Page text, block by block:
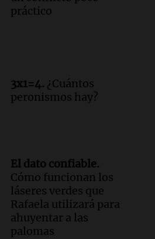
práctico
3x1=4. ¿Cuántos
peronismos hay?
El dato confiable.
Cómo funcionan los
láseres verdes que
Rafaela utilizará para
ahuyentar a las
palomas